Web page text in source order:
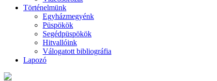
Történelmünk
Egyházmegyénk
Püspökök
Segédpüspökök
Hitvallóink
Válogatott bibliográfia
Lapozó